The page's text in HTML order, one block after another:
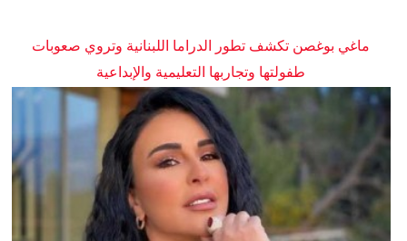
ماغي بوغصن تكشف تطور الدراما اللبنانية وتروي صعوبات
طفولتها وتجاربها التعليمية والإبداعية